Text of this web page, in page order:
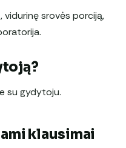
vidurinę srovės porciją,
su gydytoju.
klausimai